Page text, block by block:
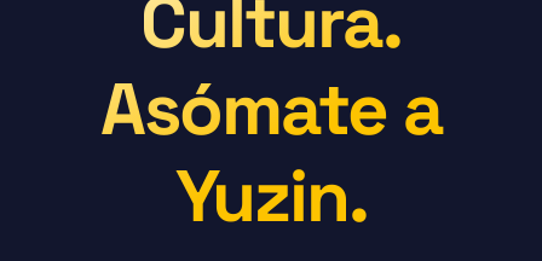
Cultura.
Asómate a
Yuzin.